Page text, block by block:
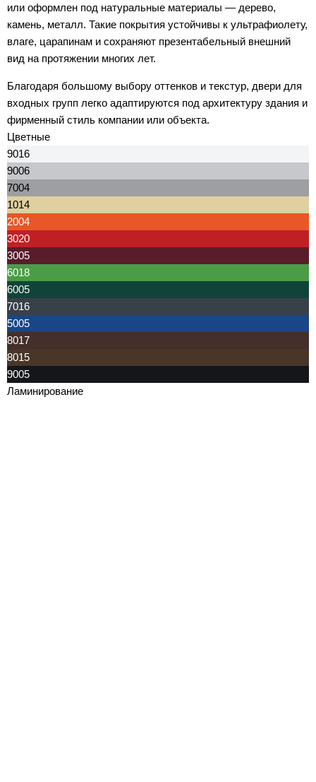
или оформлен под натуральные материалы — дерево,
камень, металл. Такие покрытия устойчивы к ультрафиолету,
влаге, царапинам и сохраняют презентабельный внешний
вид на протяжении многих лет.
Благодаря большому выбору оттенков и текстур, двери для
входных групп легко адаптируются под архитектуру здания и
фирменный стиль компании или объекта.
Цветные
9016
9006
7004
1014
2004
3020
3005
6018
6005
7016
5005
8017
8015
9005
Ламинирование